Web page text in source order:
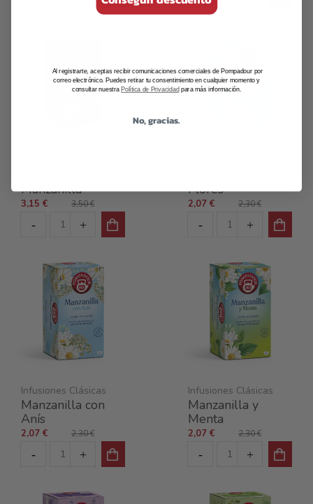
Manzanilla
3,15 € 3,50 €
Flores
2,07 € 2,30 €
Infusiones Clásicas
Manzanilla con
Anís
2,07 € 2,30 €
Infusiones Clásicas
Manzanilla y
Menta
2,07 € 2,30 €
Al registrarte, aceptas recibir comunicaciones comerciales de Pompadour por
correo electrónico. Puedes retirar tu consentimiento en cualquier momento y
consultar nuestra Política de Privacidad para más información.
No, gracias.